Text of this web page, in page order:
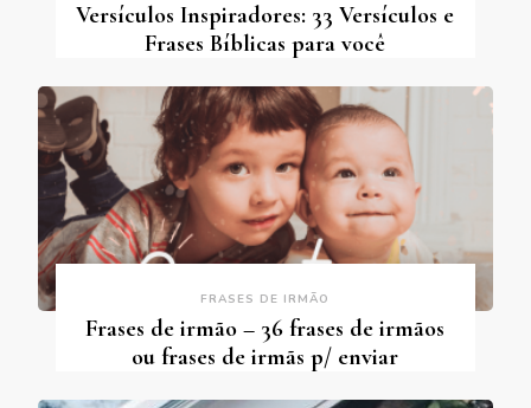
Versículos Inspiradores: 33 Versículos e
Frases Bíblicas para você
FRASES DE IRMÃO
Frases de irmão – 36 frases de irmãos
ou frases de irmãs p/ enviar